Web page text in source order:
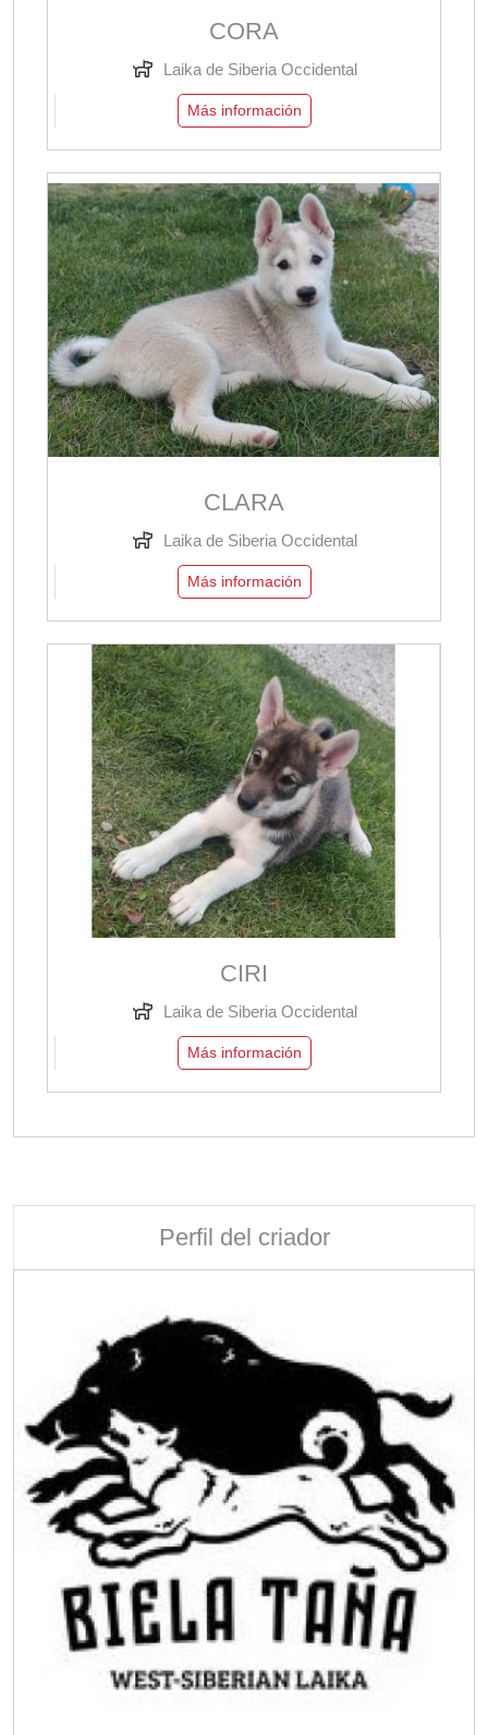
CORA
Laika de Siberia Occidental
Más información
CLARA
Laika de Siberia Occidental
Más información
CIRI
Laika de Siberia Occidental
Más información
Perfil del criador